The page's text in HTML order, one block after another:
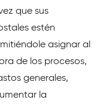
que sus
estén
asignar al
de los procesos,
generales,
la